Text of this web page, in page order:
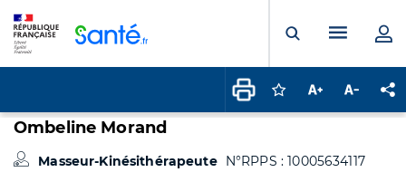
Ouvrir laMenu
Connectez-vous
Augmenter la
Ombeline Morand
Masseur-Kinésithérapeute N°RPPS : 10005634117